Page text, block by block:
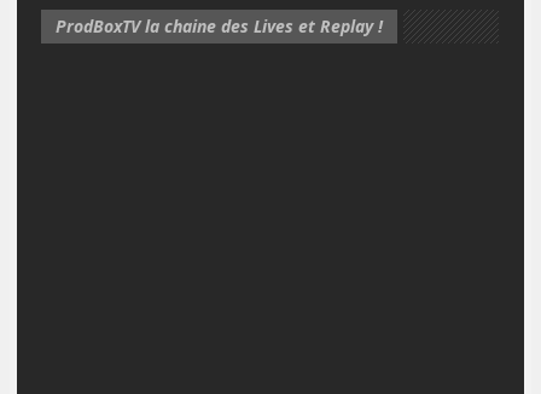
ProdBoxTV la chaine des Lives et Replay !